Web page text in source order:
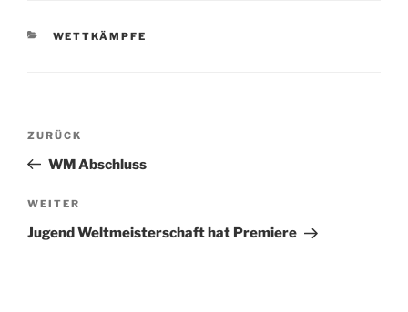
KATEGORIEN
WETTKÄMPFE
Beitragsnavigation
Vorheriger
Beitrag
ZURÜCK
WM Abschluss
Nächster
Beitrag
WEITER
Jugend Weltmeisterschaft hat Premiere